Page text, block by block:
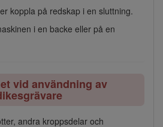
koppla på redskap i en sluttning.
i en backe eller på en
vid användning av
andra kroppsdelar och